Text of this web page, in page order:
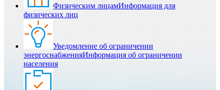
Физическим лицамИнформация для
физических лиц
Уведомление об ограничении
энергоснабженияИнформация об ограничении
населения